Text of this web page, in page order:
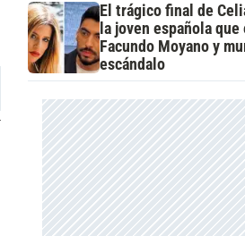
El trágico final de
la joven española que
Facundo Moyano y
escándalo